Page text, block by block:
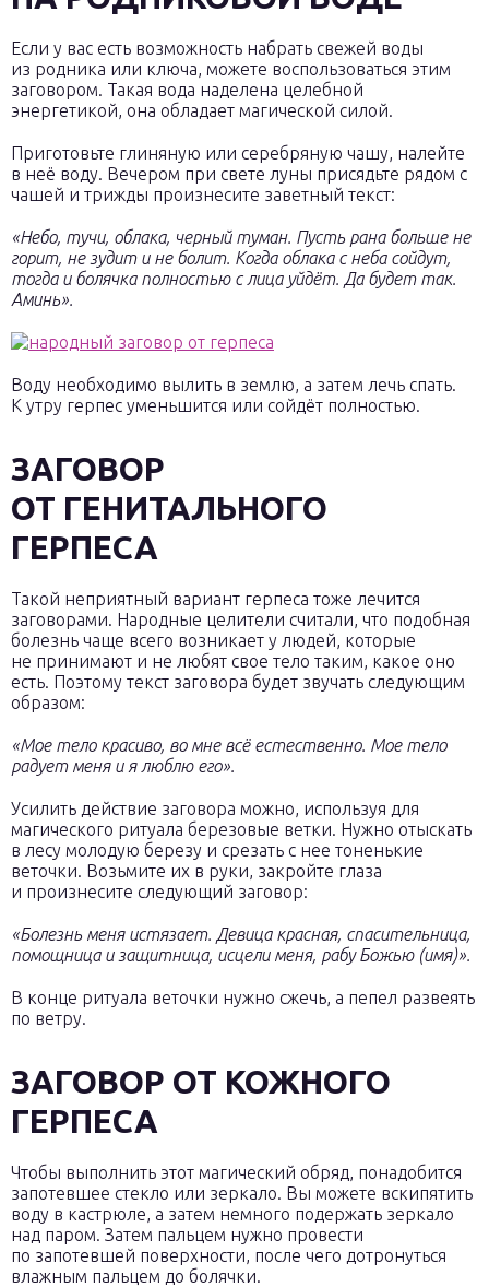
Если у вас есть возможность набрать свежей воды
из родника или ключа, можете воспользоваться этим
заговором. Такая вода наделена целебной
энергетикой, она обладает магической силой.
Приготовьте глиняную или серебряную чашу, налейте
в неё воду. Вечером при свете луны присядьте рядом с
чашей и трижды произнесите заветный текст:
«Небо, тучи, облака, черный туман. Пусть рана больше не
горит, не зудит и не болит. Когда облака с неба сойдут,
тогда и болячка полностью с лица уйдёт. Да будет так.
Аминь».
Воду необходимо вылить в землю, а затем лечь спать.
К утру герпес уменьшится или сойдёт полностью.
ЗАГОВОР
ОТ ГЕНИТАЛЬНОГО
ГЕРПЕСА
Такой неприятный вариант герпеса тоже лечится
заговорами. Народные целители считали, что подобная
болезнь чаще всего возникает у людей, которые
не принимают и не любят свое тело таким, какое оно
есть. Поэтому текст заговора будет звучать следующим
образом:
«Мое тело красиво, во мне всё естественно. Мое тело
радует меня и я люблю его».
Усилить действие заговора можно, используя для
магического ритуала березовые ветки. Нужно отыскать
в лесу молодую березу и срезать с нее тоненькие
веточки. Возьмите их в руки, закройте глаза
и произнесите следующий заговор:
«Болезнь меня истязает. Девица красная, спасительница,
помощница и защитница, исцели меня, рабу Божью (имя)».
В конце ритуала веточки нужно сжечь, а пепел развеять
по ветру.
ЗАГОВОР ОТ КОЖНОГО
ГЕРПЕСА
Чтобы выполнить этот магический обряд, понадобится
запотевшее стекло или зеркало. Вы можете вскипятить
воду в кастрюле, а затем немного подержать зеркало
над паром. Затем пальцем нужно провести
по запотевшей поверхности, после чего дотронуться
влажным пальцем до болячки.